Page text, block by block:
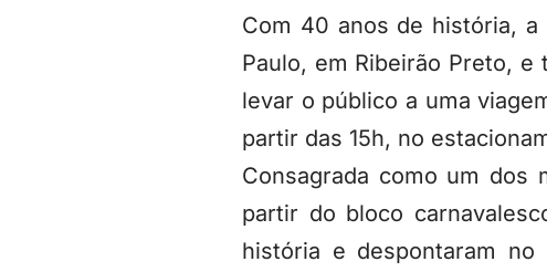
Com 40 anos de história, a
Paulo, em Ribeirão Preto,
levar o público a uma
partir das 15h, no
Consagrada como um dos
partir do bloco
história e despontaram no